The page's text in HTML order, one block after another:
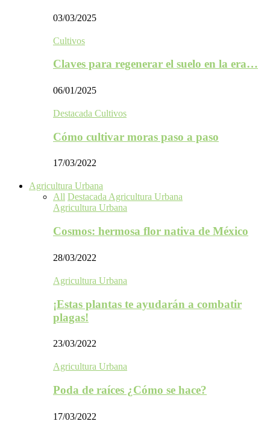
03/03/2025
Cultivos
Claves para regenerar el suelo en la era…
06/01/2025
Destacada Cultivos
Cómo cultivar moras paso a paso
17/03/2022
Agricultura Urbana
All Destacada Agricultura Urbana
Agricultura Urbana
Cosmos: hermosa flor nativa de México
28/03/2022
Agricultura Urbana
¡Estas plantas te ayudarán a combatir
plagas!
23/03/2022
Agricultura Urbana
Poda de raíces ¿Cómo se hace?
17/03/2022